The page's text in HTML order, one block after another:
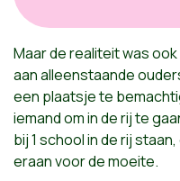
Maar de realiteit was
aan alleenstaande
een plaatsje te
iemand om in de rij te
bij 1 school in de rij
eraan voor de moeite.